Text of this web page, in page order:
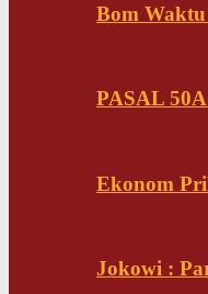
Bom
PASAL
Ekonom
Jokowi :